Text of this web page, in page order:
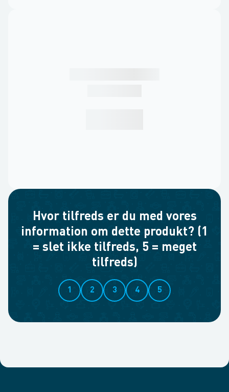
Hvor tilfreds er du med vores
information om dette produkt? (1
= slet ikke tilfreds, 5 = meget
tilfreds)
1 2 3 4 5